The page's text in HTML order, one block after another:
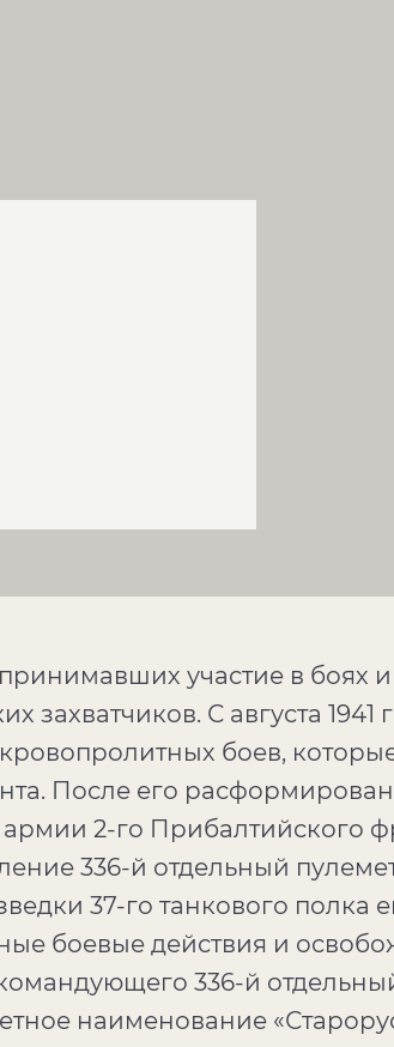
участие в боях и
С августа 1941
боев,
После его
2-го Прибалтийского
336-й отдельный
37-го танкового полка
боевые действия и
336-й
наименование